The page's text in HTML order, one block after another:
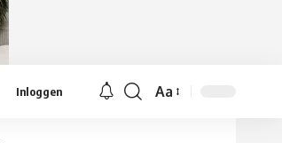
Inloggen
Lettergrootte
Aa